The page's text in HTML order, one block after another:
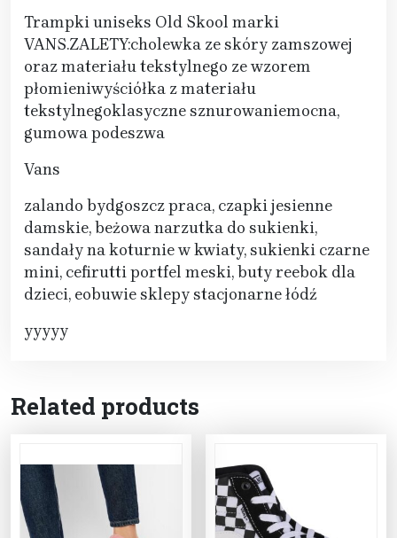
Trampki uniseks Old Skool marki
VANS.ZALETY:cholewka ze skóry zamszowej
oraz materiału tekstylnego ze wzorem
płomieniwyściółka z materiału
tekstylnegoklasyczne sznurowaniemocna,
gumowa podeszwa
Vans
zalando bydgoszcz praca, czapki jesienne
damskie, beżowa narzutka do sukienki,
sandały na koturnie w kwiaty, sukienki czarne
mini, cefirutti portfel meski, buty reebok dla
dzieci, eobuwie sklepy stacjonarne łódź
yyyyy
Related products